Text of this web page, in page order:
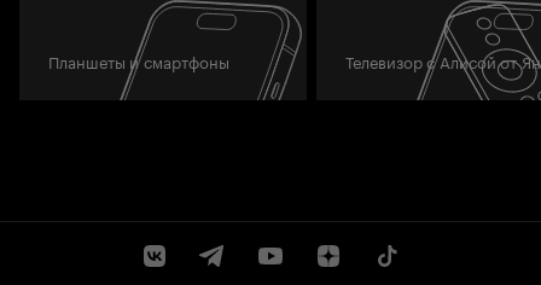
Планшеты и смартфоны Телевизор с Алисой от